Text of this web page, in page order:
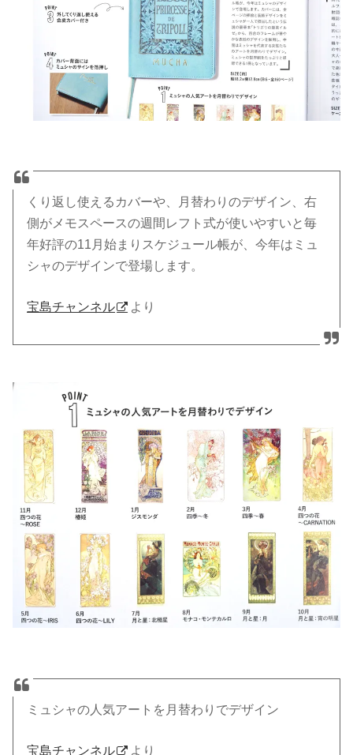
くり返し使えるカバーや、月替わりのデザイン、右
側がメモスペースの週間レフト式が使いやすいと毎
年好評の11月始まりスケジュール帳が、今年はミュ
シャのデザインで登場します。
宝島チャンネル より
ミュシャの人気アートを月替わりでデザイン
宝島チャンネル より